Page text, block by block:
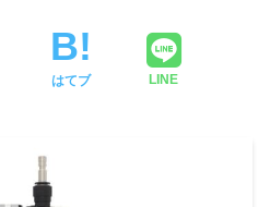
はてブ LINE